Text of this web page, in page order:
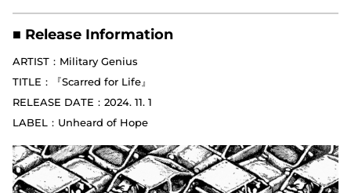
■ Release Information
ARTIST：Military Genius
TITLE：『Scarred for Life』
RELEASE DATE：2024. 11. 1
LABEL：Unheard of Hope